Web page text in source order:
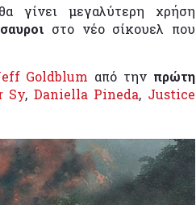
γίνει μεγαλύτερη χρήση
στο νέο σίκουελ που
Goldblum από την πρώτη
Sy, Daniella Pineda, Justice